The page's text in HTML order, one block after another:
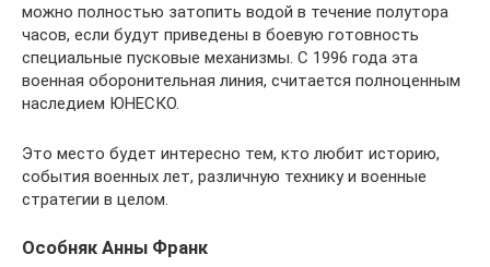
можно полностью затопить водой в течение полутора
часов, если будут приведены в боевую готовность
специальные пусковые механизмы. С 1996 года эта
военная оборонительная линия, считается полноценным
наследием ЮНЕСКО.
Это место будет интересно тем, кто любит историю,
события военных лет, различную технику и военные
стратегии в целом.
Особняк Анны Франк